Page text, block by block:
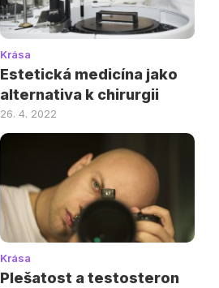
Krása
Estetická medicína jako
alternativa k chirurgii
26. 4. 2022
Krása
Plešatost a testosteron